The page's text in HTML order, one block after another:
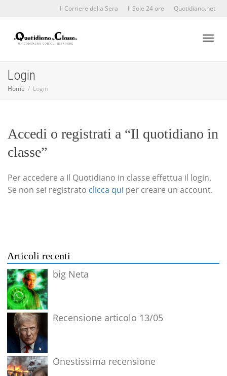
Il Corriere della Sera Il Sole 24 ore Quotidiano.net
Login
Home Login
Accedi o registrati a “Il quotidiano in
classe”
Per accedere a Il Quotidiano in classe effettua il login.
Se non sei registrato clicca qui per creare un account.
Articoli recenti
big Neta
Recensione articolo 13/05
Onestissima recensione